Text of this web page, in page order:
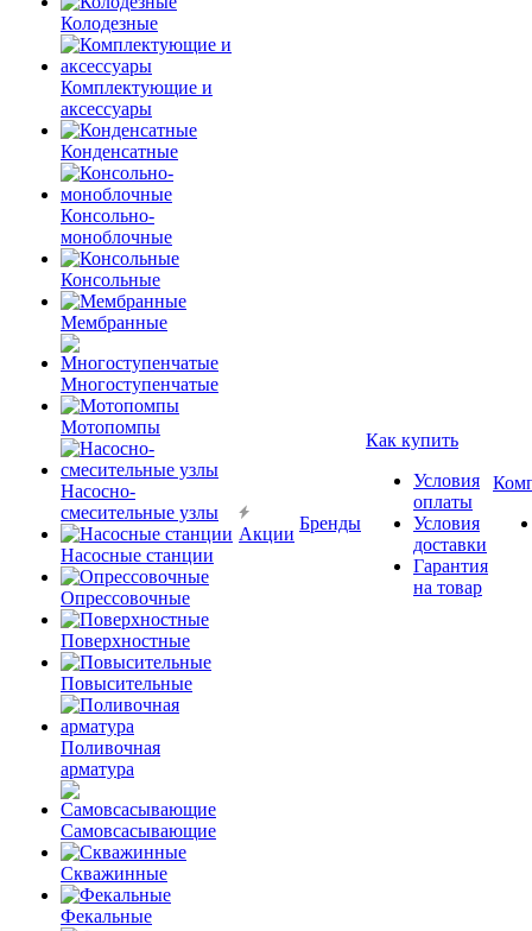
Колодезные
Комплектующие и
аксессуары
Конденсатные
Консольно-
моноблочные
Консольные
Мембранные
Многоступенчатые
Мотопомпы
Насосно-
смесительные узлы
Насосные станции
Опрессовочные
Поверхностные
Повысительные
Поливочная
арматура
Самовсасывающие
Скважинные
Фекальные
Акции
Бренды
Как купить
Условия
оплаты
Условия
доставки
Гарантия
на товар